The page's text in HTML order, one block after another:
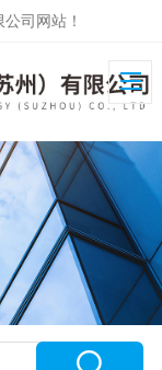
司网站！